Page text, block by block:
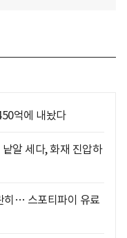
억에 내놨다
알 세다, 화재 진압하
히… 스포티파이 유료